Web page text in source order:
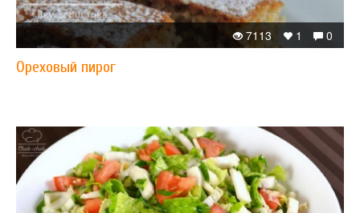
0
1
7113
Ореховый пирог